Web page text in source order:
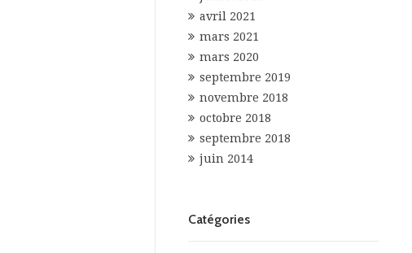
avril 2021
mars 2021
mars 2020
septembre 2019
novembre 2018
octobre 2018
septembre 2018
juin 2014
Catégories